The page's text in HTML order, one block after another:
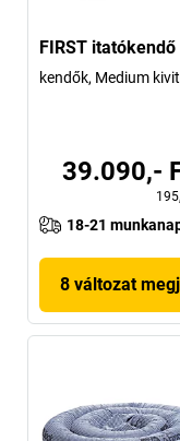
FIRST itatókendő
kendők, Medium
39.090,-
18-21
8 változat